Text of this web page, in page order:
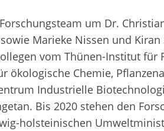
um Dr.
Marieke Nissen und
vom Thünen-Institut für
ökologische Chemie,
Industrielle
Bis 2020 stehen den
holsteinischen